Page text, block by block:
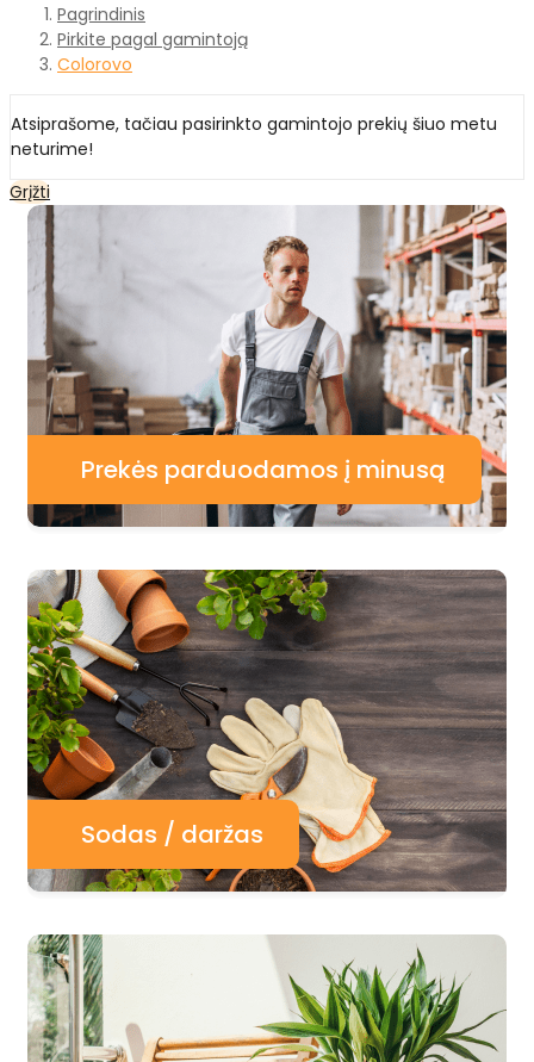
Pagrindinis
Pirkite pagal gamintoją
Colorovo
Atsiprašome, tačiau pasirinkto gamintojo prekių šiuo metu
neturime!
Grįžti
Prekės parduodamos į minusą
Sodas / daržas